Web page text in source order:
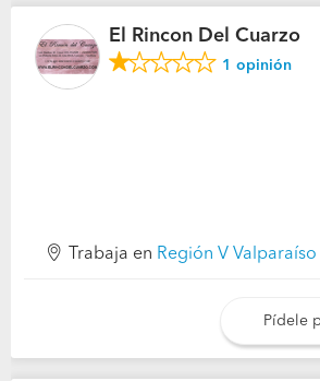
El Rincon Del Cuarzo
1 opinión
Trabaja en Región V
Pídele